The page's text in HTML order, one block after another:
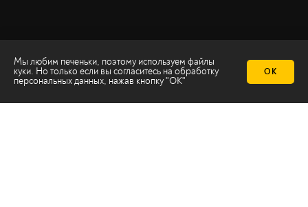
Мы любим печеньки, поэтому используем файлы
куки. Но только если вы согласитесь на обработку
персональных данных, нажав кнопку "ОК"
ОК